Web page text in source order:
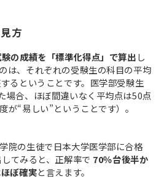
方
の成績を「標準化得点」で算出し
は、それぞれの受験生の科目の平均
るということです。医学部受験生
場合、ほぼ間違いなく平均点は50点
が“易しい”ということです）。
院の生徒で日本大学医学部に合格
してみると、正解率で 70％台後半か
ぼ確実と言えます。